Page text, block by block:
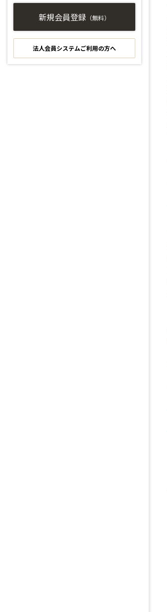
新規会員登録 （無料）
法人会員システムご利用の方へ